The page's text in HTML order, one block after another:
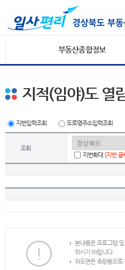
부동산종합정보
지적(임야)도 열
지번입력조회 도로명주소입력조회
조회
지번확대 [지번 글
본내용은 프로그램
하시기 바랍니다.
위도면은 측량용으로